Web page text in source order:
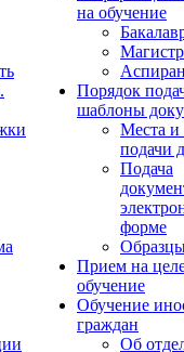
на обучение
Порядок
шаблоны
Места и
подачи
Подача
форме
Прием на
обучение
Обучение
граждан
Об